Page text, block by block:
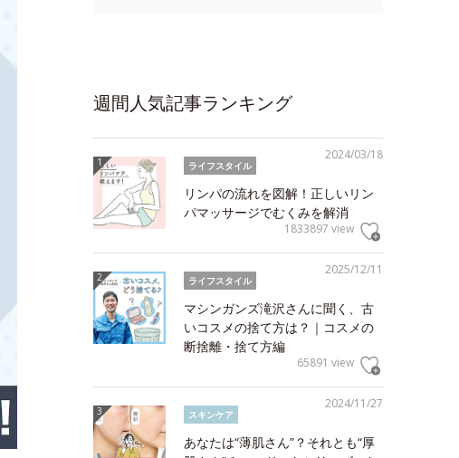
週間人気記事ランキング
2024/03/18
ライフスタイル
リンパの流れを図解！正しいリン
パマッサージでむくみを解消
1833897 view
2025/12/11
ライフスタイル
マシンガンズ滝沢さんに聞く、古
いコスメの捨て方は？｜コスメの
断捨離・捨て方編
65891 view
2024/11/27
スキンケア
あなたは“薄肌さん”？それとも“厚